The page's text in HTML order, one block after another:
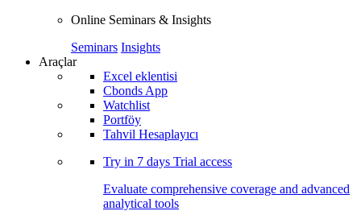
Online Seminars & Insights
Seminars Insights
Araçlar
Excel eklentisi
Cbonds App
Watchlist
Portföy
Tahvil Hesaplayıcı
Try in 7 days Trial access
Evaluate comprehensive coverage and advanced
analytical tools